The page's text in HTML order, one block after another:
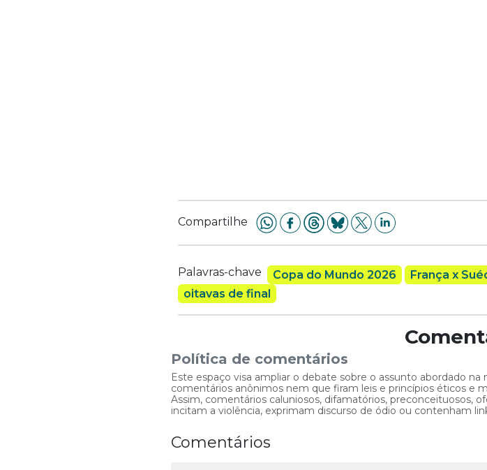
Compartilhe
Palavras-chave Copa do Mundo 2026 França x
oitavas de final
Política de comentários
Este espaço visa ampliar o debate sobre o assunto abordado
comentários anônimos nem que firam leis e princípios éticos e
Assim, comentários caluniosos, difamatórios, preconceituosos,
incitam a violência, exprimam discurso de ódio ou contenham
Comentários